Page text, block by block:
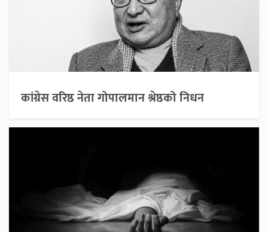
कांग्रेस वरिष्ठ नेता गोपालमान श्रेष्ठको निधन